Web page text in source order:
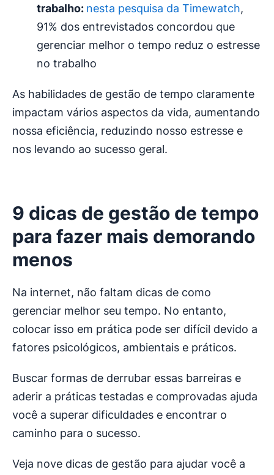
trabalho: nesta pesquisa da Timewatch,
91% dos entrevistados concordou que
gerenciar melhor o tempo reduz o estresse
no trabalho
As habilidades de gestão de tempo claramente
impactam vários aspectos da vida, aumentando
nossa eficiência, reduzindo nosso estresse e
nos levando ao sucesso geral.
9 dicas de gestão de tempo
para fazer mais demorando
menos
Na internet, não faltam dicas de como
gerenciar melhor seu tempo. No entanto,
colocar isso em prática pode ser difícil devido a
fatores psicológicos, ambientais e práticos.
Buscar formas de derrubar essas barreiras e
aderir a práticas testadas e comprovadas ajuda
você a superar dificuldades e encontrar o
caminho para o sucesso.
Veja nove dicas de gestão para ajudar você a